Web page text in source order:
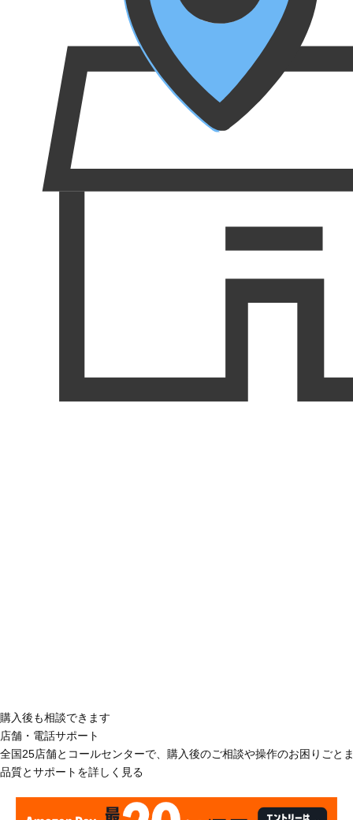
購入後も相談できます
店舗・電話サポート
全国25店舗とコールセンターで、購入後のご相談や操作のお困りごと
品質とサポートを詳しく見る